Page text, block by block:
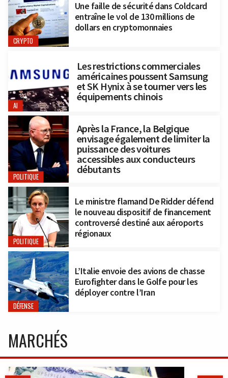
CRYPTO
Une faille de sécurité dans Coldcard
entraîne le vol de 130 millions de
dollars en cryptomonnaies
AI
Les restrictions commerciales
américaines poussent Samsung
et SK Hynix à se tourner vers les
équipements chinois
POLITIQUE
Après la France, la Belgique
envisage également de limiter la
puissance des voitures
accessibles aux conducteurs
débutants
POLITIQUE
Le ministre flamand De Ridder défend
le nouveau dispositif de financement
controversé destiné aux aéroports
régionaux
DÉFENSE
L’Italie envoie des avions de chasse
Eurofighter dans le Golfe pour les
déployer contre l’Iran
MARCHÉS